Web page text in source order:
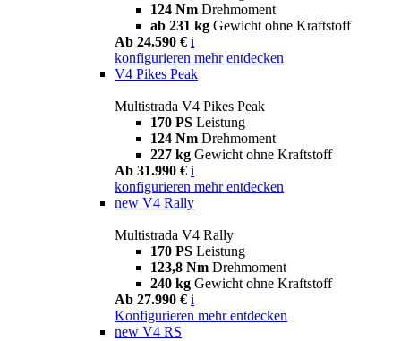
124 Nm Drehmoment
ab 231 kg Gewicht ohne Kraftstoff
Ab 24.590 € i
konfigurieren mehr entdecken
V4 Pikes Peak
Multistrada V4 Pikes Peak
170 PS Leistung
124 Nm Drehmoment
227 kg Gewicht ohne Kraftstoff
Ab 31.990 € i
konfigurieren mehr entdecken
new V4 Rally
Multistrada V4 Rally
170 PS Leistung
123,8 Nm Drehmoment
240 kg Gewicht ohne Kraftstoff
Ab 27.990 € i
Konfigurieren mehr entdecken
new V4 RS